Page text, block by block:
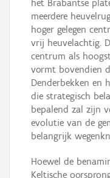
Aanmelden
het Brabantse
meerdere
hoger gelegen
vrij heuvelachtig.
centrum als
vormt bovendien
Denderbekken en
die strategisch
bepalend zal zijn
evolutie van de
belangrijk
Hoewel de
Keltische